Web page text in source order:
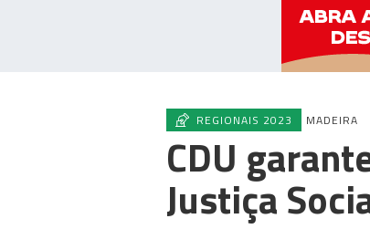
REGIONAIS 2023 MADEIRA
CDU
Justiça